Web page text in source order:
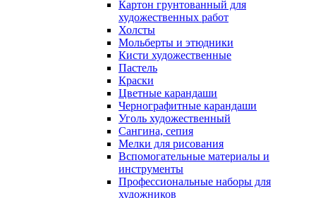
Картон грунтованный для
художественных работ
Холсты
Мольберты и этюдники
Кисти художественные
Пастель
Краски
Цветные карандаши
Чернографитные карандаши
Уголь художественный
Сангина, сепия
Мелки для рисования
Вспомогательные материалы и
инструменты
Профессиональные наборы для
художников